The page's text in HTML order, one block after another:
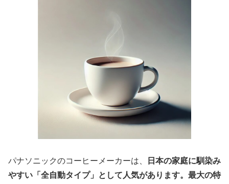
パナソニックのコーヒーメーカーは、
日本の家庭に馴染み
やすい「全自動タイプ」として人気があります。最大の特